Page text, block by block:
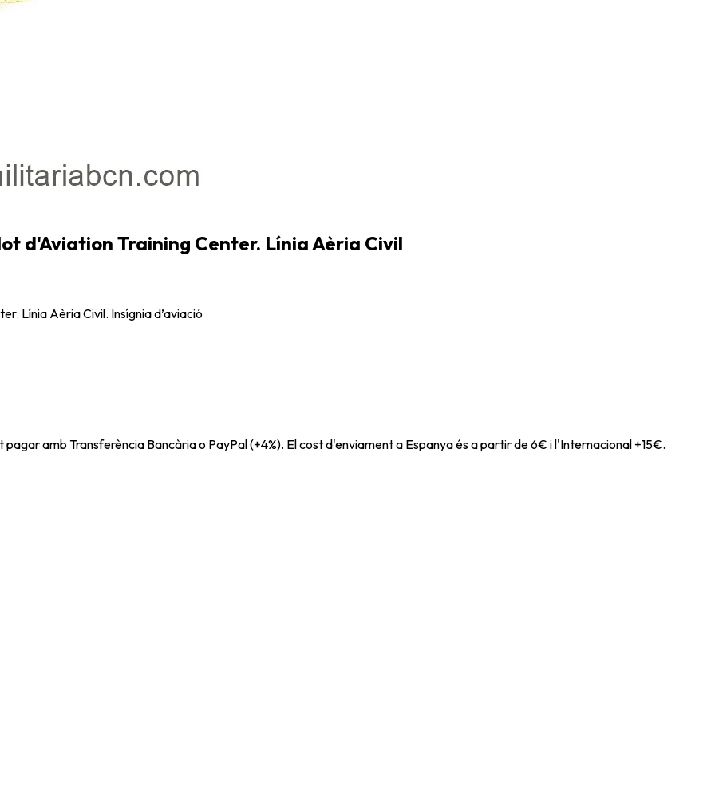
d'Aviation Training Center. Línia Aèria Civil
Línia Aèria Civil. Insígnia d’aviació
amb Transferència Bancària o PayPal (+4%). El cost d'enviament a Espanya és a partir de 6€ i l'Internacional +15€.